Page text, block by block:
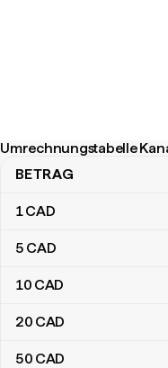
Umrechnungstabelle
Umrechnungstabelle
BETRAG
1CAD
5 CAD
10 CAD
20 CAD
50 CAD